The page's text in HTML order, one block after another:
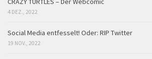
4 DEZ., 2022
Social Media entfesselt! Oder: RIP Twitter
19 NOV., 2022